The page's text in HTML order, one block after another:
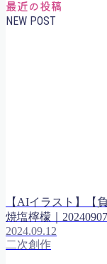
最近の投稿
NEW POST
【AIイラスト】【
焼塩檸檬｜20240907
2024.09.12
二次創作